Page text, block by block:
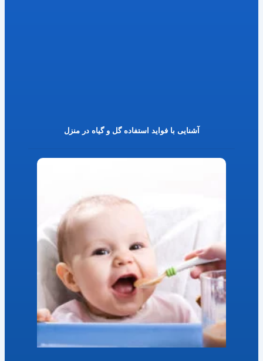
آشنایی با فواید استفاده گل و گیاه در منزل